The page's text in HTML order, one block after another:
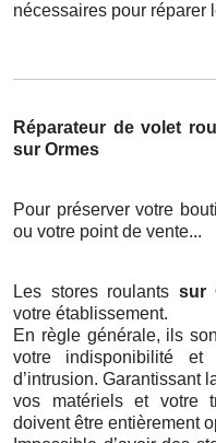
nécessaires pour réparer
Réparateur de volet
sur Ormes
Pour préserver votre
ou votre point de vente...
Les stores roulants sur
votre établissement.
En règle générale, ils
votre indisponibilité et
d’intrusion. Garantissant
vos matériels et votre
doivent être entièrement